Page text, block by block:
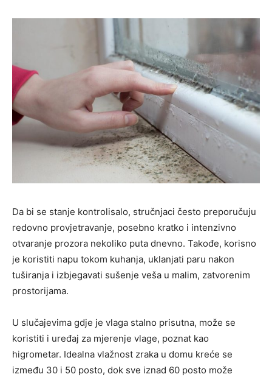
Da bi se stanje kontrolisalo, stručnjaci često preporučuju
redovno provjetravanje, posebno kratko i intenzivno
otvaranje prozora nekoliko puta dnevno. Takođe, korisno
je koristiti napu tokom kuhanja, uklanjati paru nakon
tuširanja i izbjegavati sušenje veša u malim, zatvorenim
prostorijama.
U slučajevima gdje je vlaga stalno prisutna, može se
koristiti i uređaj za mjerenje vlage, poznat kao
higrometar. Idealna vlažnost zraka u domu kreće se
između 30 i 50 posto, dok sve iznad 60 posto može